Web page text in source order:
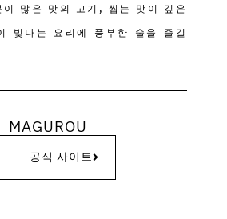
많은 맛의 고기, 씹는 맛이 깊은
빛나는 요리에 풍부한 술을 즐길
MAGUROU
공식 사이트